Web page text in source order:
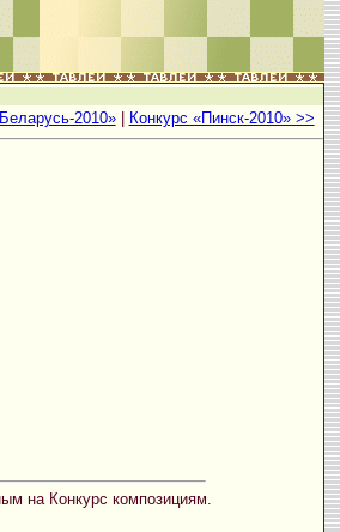
2010»| Конкурс «Пинск-2010» >>
на Конкурс композициям.